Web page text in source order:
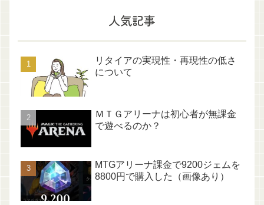
人気記事
リタイアの実現性・再現性の低さ
について
ＭＴＧアリーナは初心者が無課金
で遊べるのか？
MTGアリーナ課金で9200ジェムを
8800円で購入した（画像あり）